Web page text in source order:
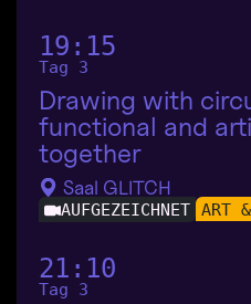
19:15
Tag 3
Drawing with
functional and
together
Saal GLITCH
AUFGEZEICHNET ART
21:10
Tag 3